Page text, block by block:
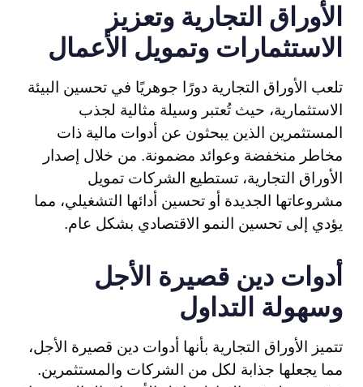
الأوراق التجارية وتعزيز
الاستثمارات وتمويل الأعمال
تلعب الأوراق التجارية دورًا جوهريًا في تحسين البيئة
الاستثمارية، حيث تُعتبر وسيلة مثالية لجذب
المستثمرين الذين يبحثون عن أدوات مالية ذات
مخاطر منخفضة وعوائد مضمونة. من خلال إصدار
الأوراق التجارية، تستطيع الشركات تمويل
مشروعاتها الجديدة أو تحسين أدائها التشغيلي، مما
يؤدي إلى تحسين النمو الاقتصادي بشكل عام.
أدوات دين قصيرة الأجل
وسهولة التداول
تتميز الأوراق التجارية بأنها أدوات دين قصيرة الأجل،
مما يجعلها جذابة لكل من الشركات والمستثمرين.